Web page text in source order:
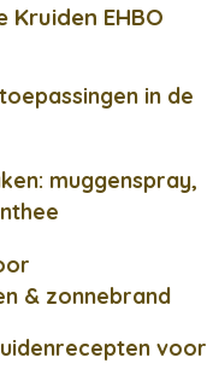
EHBO
in de
muggenspray,
& zonnebrand
voor